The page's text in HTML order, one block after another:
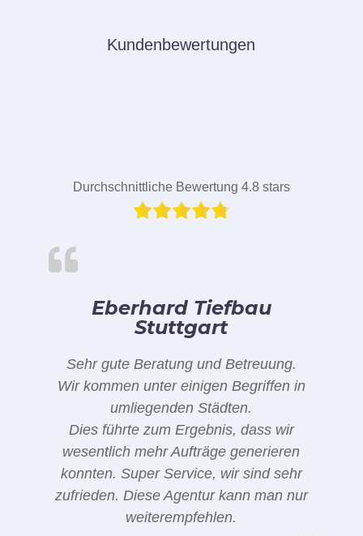
Kundenbewertungen
Durchschnittliche Bewertung 4.8 stars
Eberhard Tiefbau
Stuttgart
Sehr gute Beratung und Betreuung.
Wir kommen unter einigen Begriffen in
umliegenden Städten.
Dies führte zum Ergebnis, dass wir
wesentlich mehr Aufträge generieren
konnten. Super Service, wir sind sehr
zufrieden. Diese Agentur kann man nur
weiterempfehlen.